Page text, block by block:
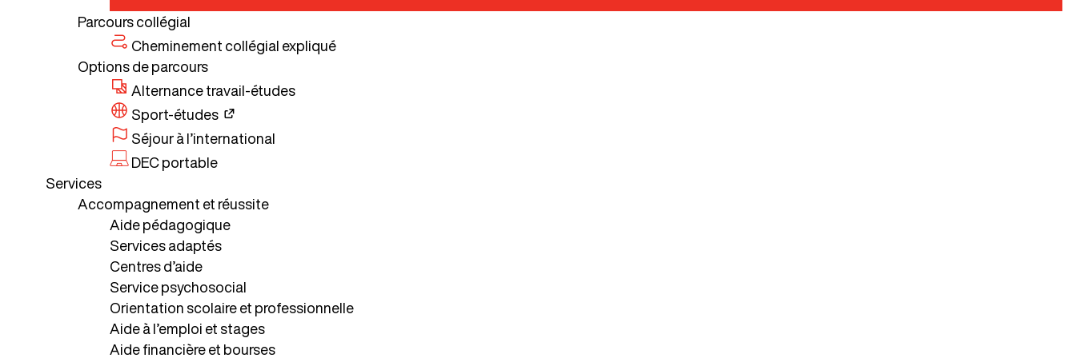
Parcours collégial
Cheminement collégial expliqué
Options de parcours
Alternance travail-études
Sport-études
Séjour à l’international
DEC portable
Services
Accompagnement et réussite
Aide pédagogique
Services adaptés
Centres d’aide
Service psychosocial
Orientation scolaire et professionnelle
Aide à l’emploi et stages
Aide financière et bourses